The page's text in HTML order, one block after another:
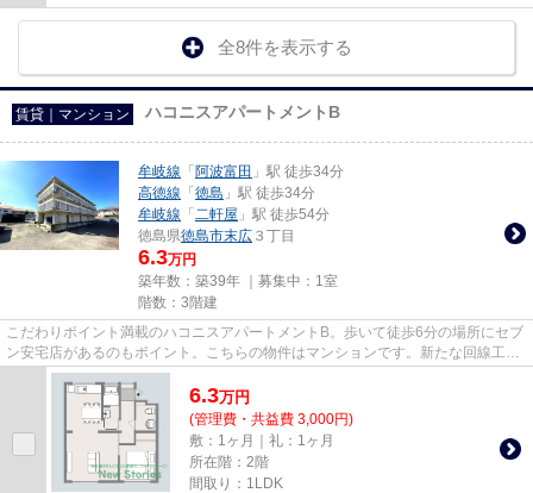
全8件を表示する
賃貸｜マンション ハコニスアパートメントB
牟岐線 「 阿波富田 」駅 徒歩34分
高徳線 「 徳島 」駅 徒歩34分
牟岐線 「 二軒屋 」駅 徒歩54分
徳島県徳島市末広 ３丁目
6.3万円
築年数：築39年 ｜募集中： 1室
階数：3階建
こだわりポイント満載のハコニスアパートメントB。歩いて徒歩6分の場所にセブ
ン安宅店があるのもポイント。こちらの物件はマンションです。新たな回線工事
が必要ない、経済的なネット...
6.3万円
(管理費・共益費 3,000円)
敷：1ヶ月｜礼：1ヶ月
所在階：2階
間取り：1LDK